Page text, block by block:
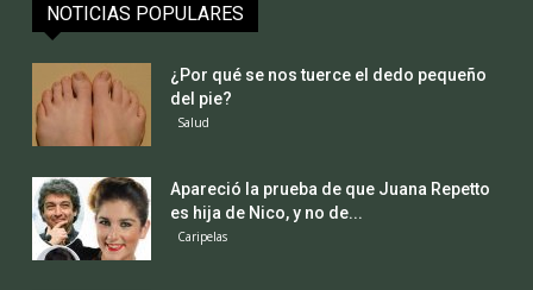
NOTICIAS POPULARES
¿Por qué se nos tuerce el dedo pequeño
del pie?
Salud
Apareció la prueba de que Juana Repetto
es hija de Nico, y no de...
Caripelas